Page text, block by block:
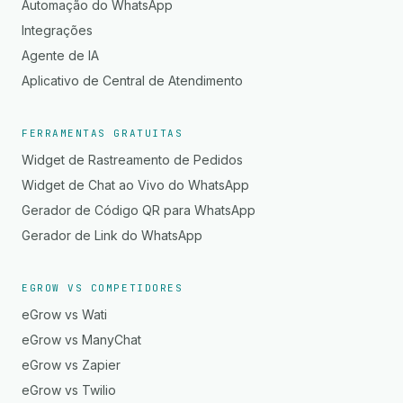
Automação do WhatsApp
Integrações
Agente de IA
Aplicativo de Central de Atendimento
FERRAMENTAS GRATUITAS
Widget de Rastreamento de Pedidos
Widget de Chat ao Vivo do WhatsApp
Gerador de Código QR para WhatsApp
Gerador de Link do WhatsApp
EGROW VS COMPETIDORES
eGrow vs Wati
eGrow vs ManyChat
eGrow vs Zapier
eGrow vs Twilio